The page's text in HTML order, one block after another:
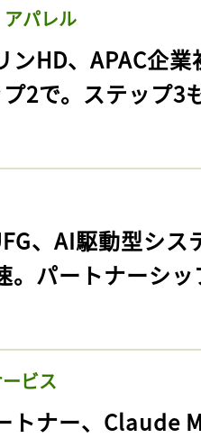
パレル
ンHD、APAC企
2で。ステップ3
、AI駆動型シ
。パートナーシ
ビス
トナー、Claude